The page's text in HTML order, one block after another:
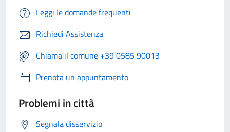
Leggi le domande frequenti
Richiedi Assistenza
Chiama il comune +39 0585 90013
Prenota un appuntamento
Problemi in città
Segnala disservizio